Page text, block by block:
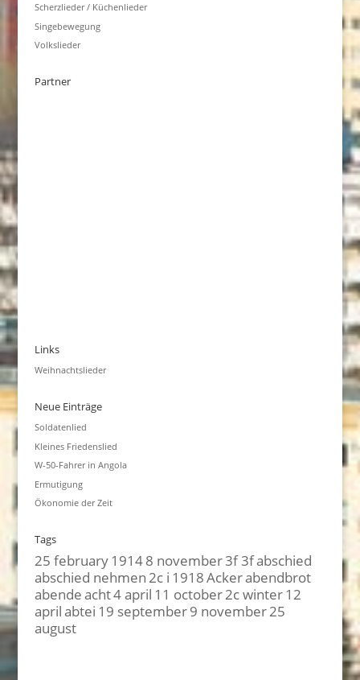
Scherzlieder / Küchenlieder
Singebewegung
Volkslieder
Partner
Links
Weihnachtslieder
Neue Einträge
Soldatenlied
Kleines Friedenslied
W-50-Fahrer in Angola
Ermutigung
Ökonomie der Zeit
Tags
25 february19148 november3f 3fabschied
abschied nehmen2c i 1918Ackerabendbrot
abendeacht4 april 11 october2c winter12
aprilabtei 19 september9 november25
august